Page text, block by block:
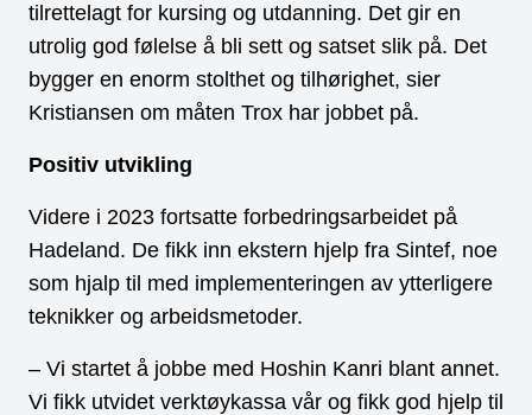
tilrettelagt for kursing og utdanning. Det gir en
utrolig god følelse å bli sett og satset slik på. Det
bygger en enorm stolthet og tilhørighet, sier
Kristiansen om måten Trox har jobbet på.
Positiv utvikling
Videre i 2023 fortsatte forbedringsarbeidet på
Hadeland. De fikk inn ekstern hjelp fra Sintef, noe
som hjalp til med implementeringen av ytterligere
teknikker og arbeidsmetoder.
– Vi startet å jobbe med Hoshin Kanri blant annet.
Vi fikk utvidet verktøykassa vår og fikk god hjelp til